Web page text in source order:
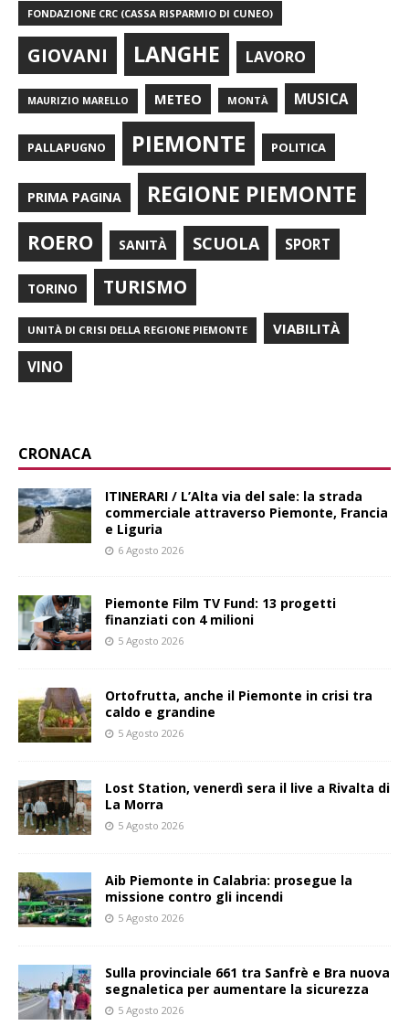
FONDAZIONE CRC (CASSA RISPARMIO DI CUNEO)
GIOVANI LANGHE LAVORO
MAURIZIO MARELLO METEO MONTÀ MUSICA
PALLAPUGNO PIEMONTE POLITICA
PRIMA PAGINA REGIONE PIEMONTE
ROERO SANITÀ SCUOLA SPORT
TORINO TURISMO
UNITÀ DI CRISI DELLA REGIONE PIEMONTE VIABILITÀ
VINO
CRONACA
ITINERARI / L’Alta via del sale: la strada
commerciale attraverso Piemonte, Francia
e Liguria
6 Agosto 2026
Piemonte Film TV Fund: 13 progetti
finanziati con 4 milioni
5 Agosto 2026
Ortofrutta, anche il Piemonte in crisi tra
caldo e grandine
5 Agosto 2026
Lost Station, venerdì sera il live a Rivalta di
La Morra
5 Agosto 2026
Aib Piemonte in Calabria: prosegue la
missione contro gli incendi
5 Agosto 2026
Sulla provinciale 661 tra Sanfrè e Bra nuova
segnaletica per aumentare la sicurezza
5 Agosto 2026